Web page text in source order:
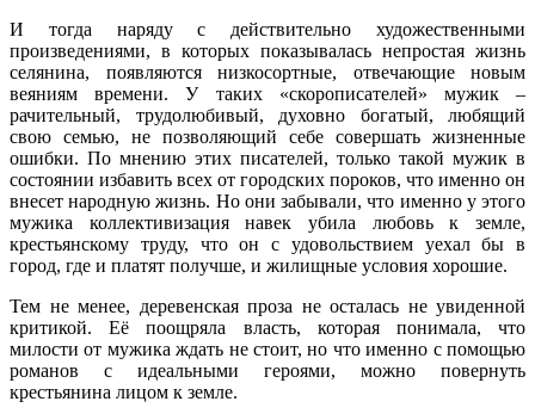
И тогда наряду с действительно художественными
произведениями, в которых показывалась непростая жизнь
селянина, появляются низкосортные, отвечающие новым
веяниям времени. У таких «скорописателей» мужик –
рачительный, трудолюбивый, духовно богатый, любящий
свою семью, не позволяющий себе совершать жизненные
ошибки. По мнению этих писателей, только такой мужик в
состоянии избавить всех от городских пороков, что именно он
внесет народную жизнь. Но они забывали, что именно у этого
мужика коллективизация навек убила любовь к земле,
крестьянскому труду, что он с удовольствием уехал бы в
город, где и платят получше, и жилищные условия хорошие.
Тем не менее, деревенская проза не осталась не увиденной
критикой. Её поощряла власть, которая понимала, что
милости от мужика ждать не стоит, но что именно с помощью
романов с идеальными героями, можно повернуть
крестьянина лицом к земле.